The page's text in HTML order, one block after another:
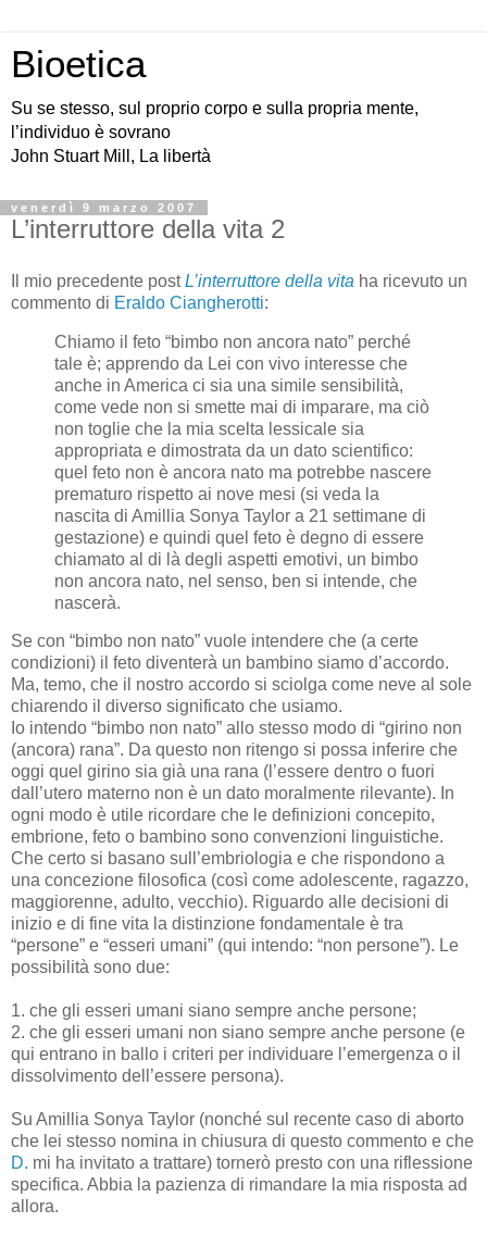
Bioetica
Su se stesso, sul proprio corpo e sulla propria mente,
l’individuo è sovrano
John Stuart Mill, La libertà
venerdì 9 marzo 2007
L’interruttore della vita 2
Il mio precedente postL’interruttore della vita ha ricevuto un
commento di Eraldo Ciangherotti:
Chiamo il feto “bimbo non ancora nato” perché
tale è; apprendo da Lei con vivo interesse che
anche in America ci sia una simile sensibilità,
come vede non si smette mai di imparare, ma ciò
non toglie che la mia scelta lessicale sia
appropriata e dimostrata da un dato scientifico:
quel feto non è ancora nato ma potrebbe nascere
prematuro rispetto ai nove mesi (si veda la
nascita di Amillia Sonya Taylor a 21 settimane di
gestazione) e quindi quel feto è degno di essere
chiamato al di là degli aspetti emotivi, un bimbo
non ancora nato, nel senso, ben si intende, che
nascerà.
Se con “bimbo non nato” vuole intendere che (a certe
condizioni) il feto diventerà un bambino siamo d’accordo.
Ma, temo, che il nostro accordo si sciolga come neve al sole
chiarendo il diverso significato che usiamo.
Io intendo “bimbo non nato” allo stesso modo di “girino non
(ancora) rana”. Da questo non ritengo si possa inferire che
oggi quel girino sia già una rana (l’essere dentro o fuori
dall’utero materno non è un dato moralmente rilevante). In
ogni modo è utile ricordare che le definizioni concepito,
embrione, feto o bambino sono convenzioni linguistiche.
Che certo si basano sull’embriologia e che rispondono a
una concezione filosofica (così come adolescente, ragazzo,
maggiorenne, adulto, vecchio). Riguardo alle decisioni di
inizio e di fine vita la distinzione fondamentale è tra
“persone” e “esseri umani” (qui intendo: “non persone”). Le
possibilità sono due:
1. che gli esseri umani siano sempre anche persone;
2. che gli esseri umani non siano sempre anche persone (e
qui entrano in ballo i criteri per individuare l’emergenza o il
dissolvimento dell’essere persona).
Su Amillia Sonya Taylor (nonché sul recente caso di aborto
che lei stesso nomina in chiusura di questo commento e che
D. mi ha invitato a trattare) tornerò presto con una riflessione
specifica. Abbia la pazienza di rimandare la mia risposta ad
allora.